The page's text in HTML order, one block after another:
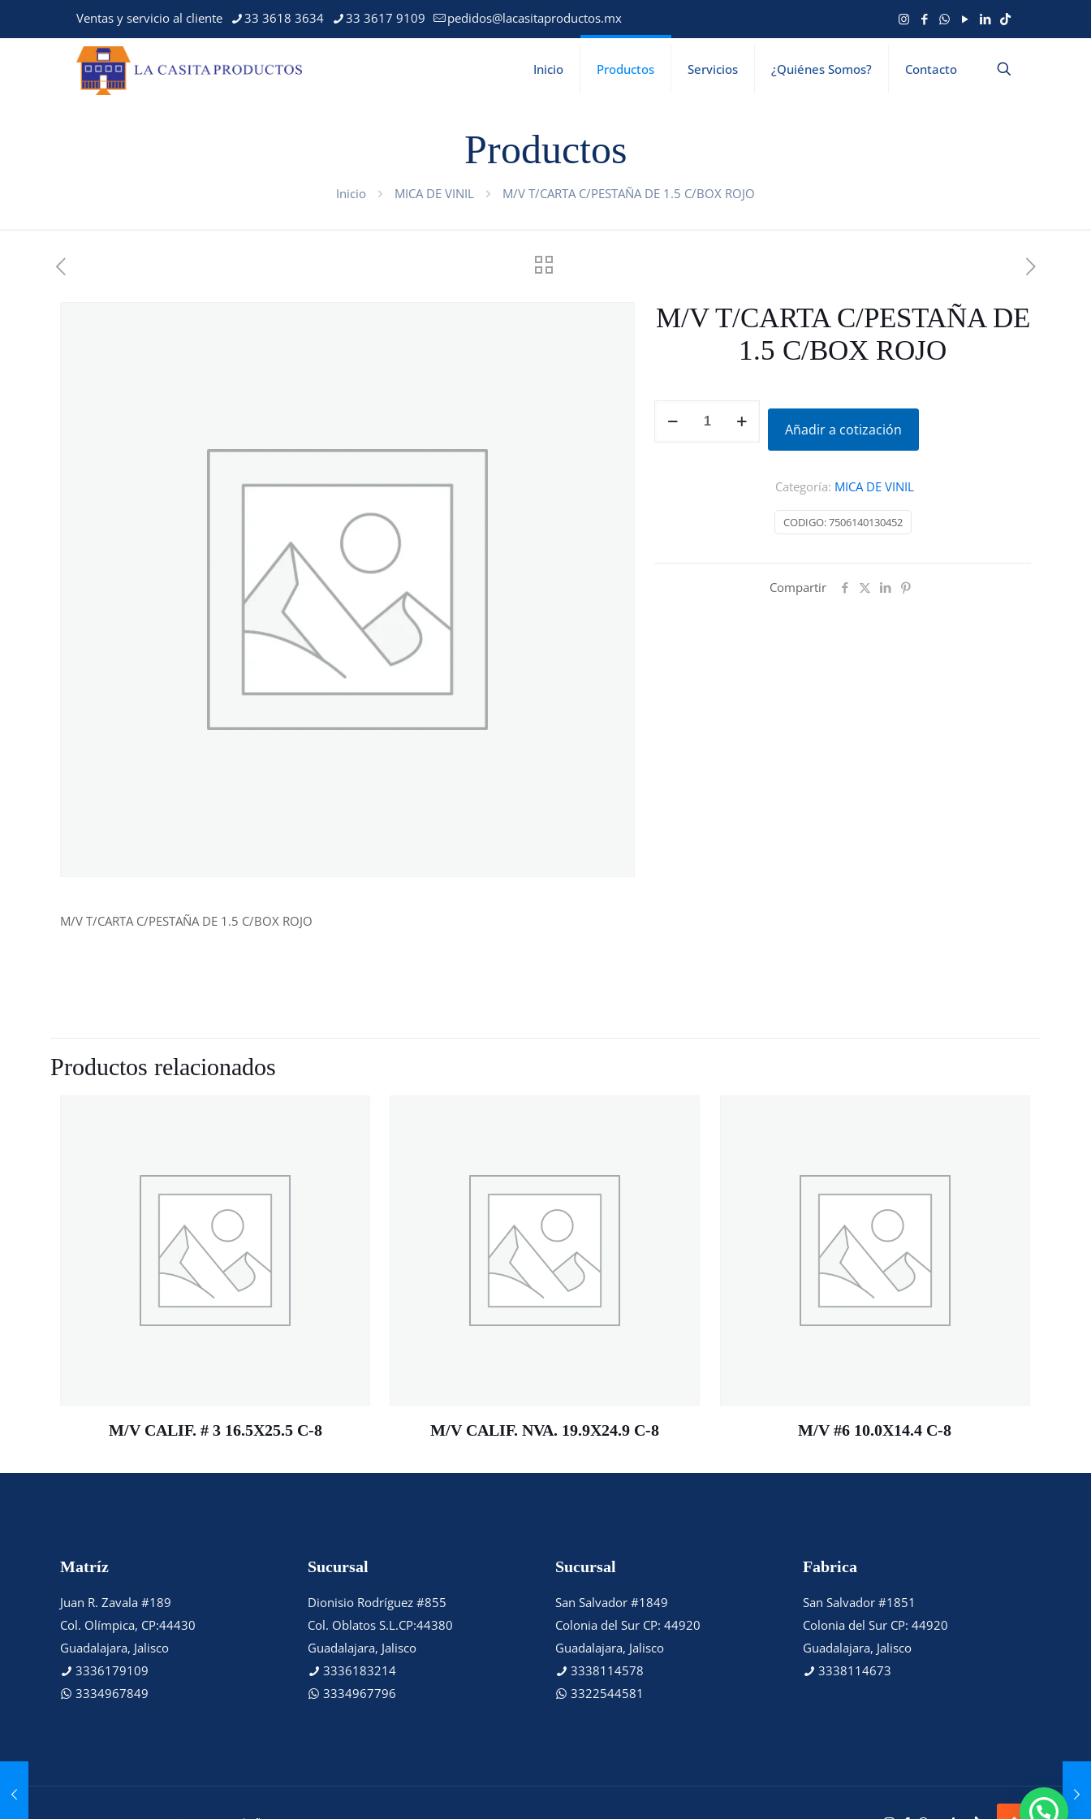
Ventas y servicio al cliente 33 3618 3634 33 3617 9109 pedidos@lacasitaproductos.mx
Inicio Productos Servicios ¿Quiénes Somos? Contacto
Productos
Inicio MICA DE VINIL M/V T/CARTA C/PESTAÑA DE 1.5 C/BOX ROJO
M/V T/CARTA C/PESTAÑA DE
1.5 C/BOX ROJO
Añadir a cotización
CODIGO:7506140130452
Categoría: MICA DE VINIL
Compartir
M/V T/CARTA C/PESTAÑA DE 1.5 C/BOX ROJO
Productos relacionados
M/V CALIF. # 3 16.5X25.5 C-8 M/V CALIF. NVA. 19.9X24.9 C-8 M/V #6 10.0X14.4 C-8
Matríz
Juan R. Zavala #189
Col. Olímpica, CP:44430
Guadalajara, Jalisco
3336179109
3334967849
Sucursal
Dionisio Rodríguez #855
Col. Oblatos S.L.CP:44380
Guadalajara, Jalisco
3336183214
3334967796
Sucursal
San Salvador #1849
Colonia del Sur CP: 44920
Guadalajara, Jalisco
3338114578
3322544581
Fabrica
San Salvador #1851
Colonia del Sur CP: 44920
Guadalajara, Jalisco
3338114673